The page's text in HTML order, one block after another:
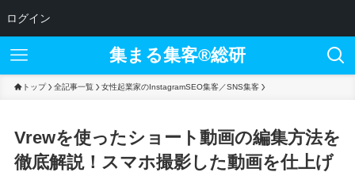
ログイン
集まる集客®︎総研
トップ 全記事一覧 女性起業家のInstagramSEO集客／SNS集客
Vrewを使ったショート動画の編集方法を
徹底解説！スマホ撮影した動画を仕上げ